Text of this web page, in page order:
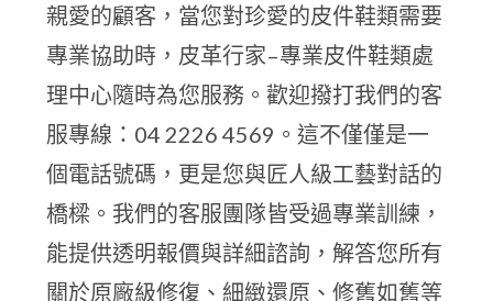
親愛的顧客，當您對珍愛的皮件鞋類需要
專業協助時，皮革行家–專業皮件鞋類處
理中心隨時為您服務。歡迎撥打我們的客
服專線：04 2226 4569。這不僅僅是一
個電話號碼，更是您與匠人級工藝對話的
橋樑。我們的客服團隊皆受過專業訓練，
能提供透明報價與詳細諮詢，解答您所有
關於原廠級修復、細緻還原、修舊如舊等